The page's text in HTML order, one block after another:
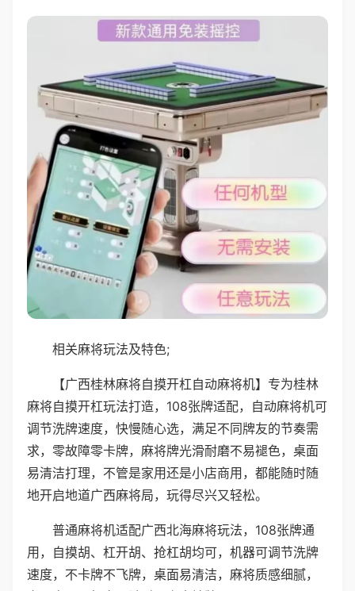
相关麻将玩法及特色;
【广西桂林麻将自摸开杠自动麻将机】专为桂林
麻将自摸开杠玩法打造，108张牌适配，自动麻将机可
调节洗牌速度，快慢随心选，满足不同牌友的节奏需
求，零故障零卡牌，麻将牌光滑耐磨不易褪色，桌面
易清洁打理，不管是家用还是小店商用，都能随时随
地开启地道广西麻将局，玩得尽兴又轻松。
普通麻将机适配广西北海麻将玩法，108张牌通
用，自摸胡、杠开胡、抢杠胡均可，机器可调节洗牌
速度，不卡牌不飞牌，桌面易清洁，麻将质感细腻，